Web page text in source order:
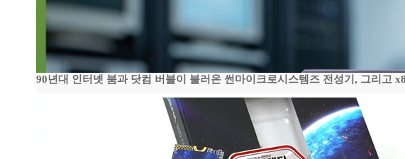
90년대 인터넷 붐과 닷컴 버블이 불러온 썬마이크로시스템즈 전성기, 그리고